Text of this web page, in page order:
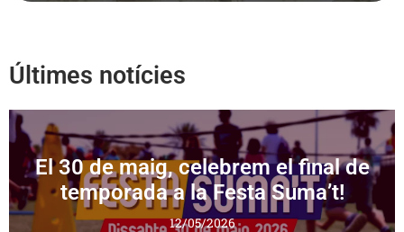
Últimes notícies
El 30 de maig, celebrem el final de
temporada a la Festa Suma’t!
12/05/2026